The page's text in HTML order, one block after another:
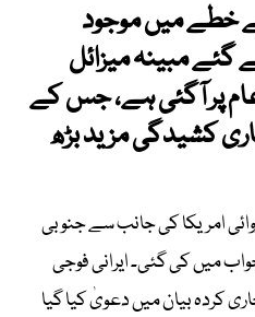
خطے میں موجود
گئے مبینہ میزائل
پر آگئی ہے، جس کے
کشیدگی مزید بڑھ
امریکا کی جانب سے جنوبی
میں کی گئی۔ ایرانی فوجی
کردہ بیان میں دعویٰ کیا گیا